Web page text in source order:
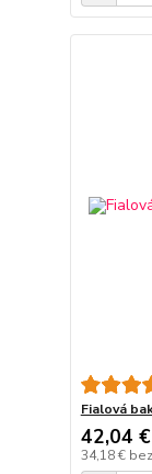
Fialová
42,04 €
34,18 €